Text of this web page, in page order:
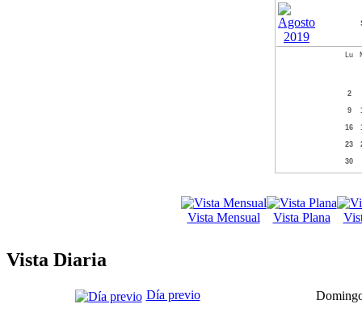
Lu
2
9
16
23
30
Vista Mensual Vista Plana
Vista Diaria
Día previo